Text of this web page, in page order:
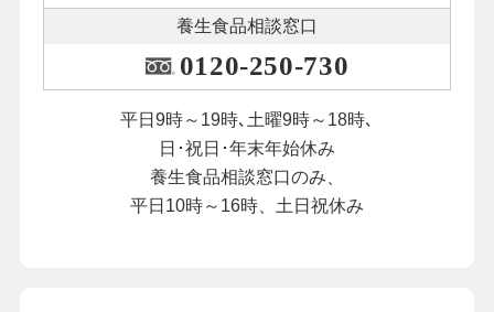
養生食品相談窓口
0120-250-730
平日9時～19時､土曜9時～18時､
日･祝日･年末年始休み
養生食品相談窓口のみ、
平日10時～16時、土日祝休み